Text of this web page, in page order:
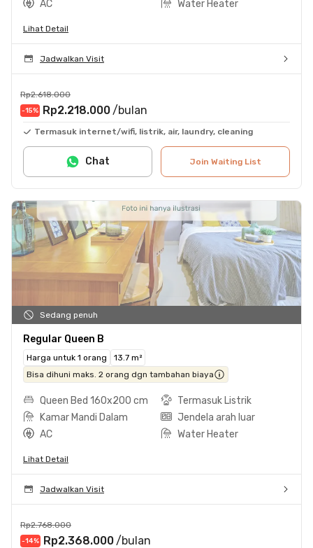
AC Water Heater
Lihat Detail
Jadwalkan Visit
Rp2.618.000
-15% Rp2.218.000 /bulan
Termasuk internet/wifi, listrik, air, laundry, cleaning
Join Waiting List
Chat
Sedang penuh
Regular Queen B
Harga untuk 1 orang
13.7 m²
Bisa dihuni maks. 2 orang dgn tambahan biaya
Queen Bed 160x200 cm
Termasuk Listrik
Kamar Mandi Dalam
Jendela arah luar
AC
Water Heater
Lihat Detail
Jadwalkan Visit
Rp2.768.000
-14% Rp2.368.000 /bulan